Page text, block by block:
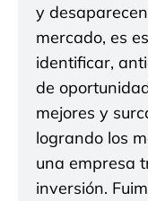
y
mercado, es
identificar,
de
mejores y
logrando los
una empresa
inversión.